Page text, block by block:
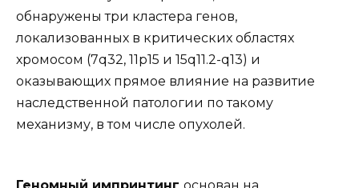
обнаружены три кластера генов,
локализованных в критических областях
хромосом (7q32, 11р15 и 15q11.2-q13) и
оказывающих прямое влияние на развитие
наследственной патологии по такому
механизму, в том числе опухолей.